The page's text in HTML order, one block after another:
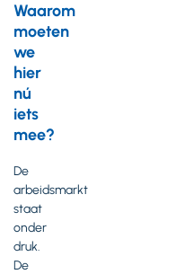
Waarom
moeten
we
hier
nú
iets
mee?
De
arbeidsmarkt
staat
onder
druk.
De